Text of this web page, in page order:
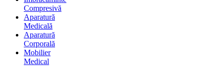
Compresivă
Aparatură
Medicală
Aparatură
Corporală
Mobilier
Medical